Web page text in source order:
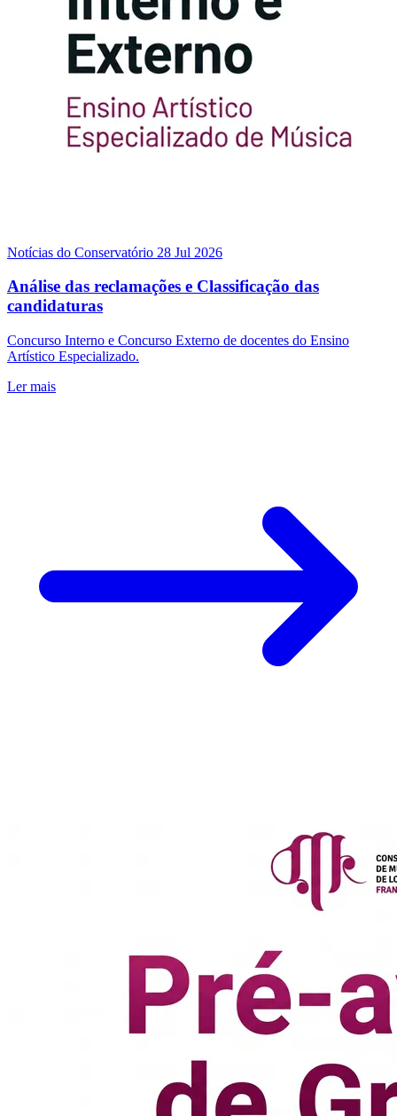
Notícias do Conservatório 28 Jul 2026
Análise das reclamações e Classificação das
candidaturas
Concurso Interno e Concurso Externo de docentes do Ensino
Artístico Especializado.
Ler mais